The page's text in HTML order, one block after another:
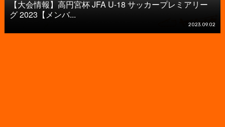
【大会情報】高円宮杯 JFA U-18 サッカープレミアリー
グ 2023【メンバ...
2023.09.02